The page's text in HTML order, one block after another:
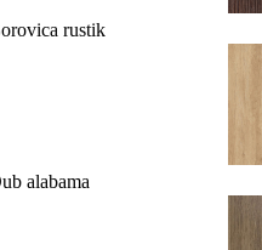
rustik
alabama